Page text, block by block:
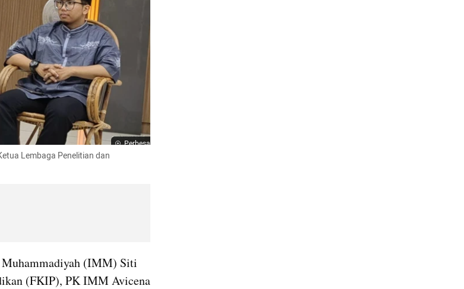
Perbesar
Lembaga Penelitian dan
(IMM) Siti
(FKIP), PK IMM Avicena